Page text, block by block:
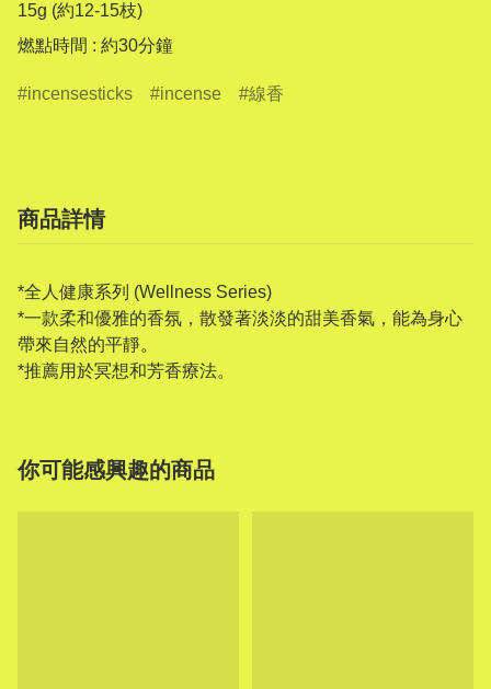
15g (約12-15枝)
燃點時間 : 約30分鐘
incensesticks incense 線香
商品詳情
*全人健康系列 (Wellness Series)
*一款柔和優雅的香氛，散發著淡淡的甜美香氣，能為身心
帶來自然的平靜。
*推薦用於冥想和芳香療法。
你可能感興趣的商品